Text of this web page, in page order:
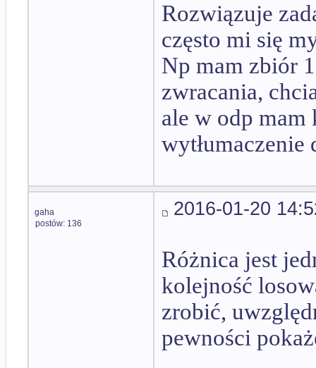
Rozwiązuje
często mi się
Np mam zbiór
zwracania,
ale w odp mam
wytłumaczenie
gaha
postów: 136
2016-01-20
Różnica jest
kolejność
zrobić,
pewności